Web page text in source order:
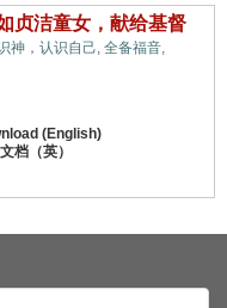
贞洁童女，献给基督
神，认识自己, 全备福音,